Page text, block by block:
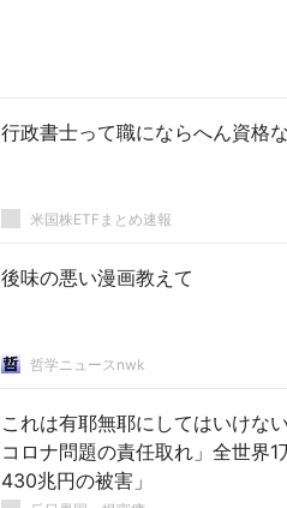
行政書士って職にならへん資格
米国株ETFまとめ速報
後味の悪い漫画教えて
哲学ニュースnwk
これは有耶無耶にしてはいけ
コロナ問題の責任取れ」全世界
430兆円の被害」